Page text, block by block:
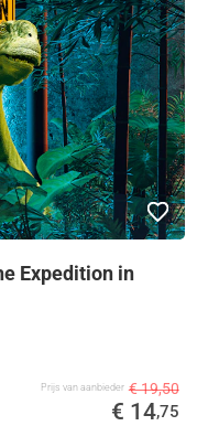
Expedition in
Prijs van aanbieder € 19,50
€ 14,75